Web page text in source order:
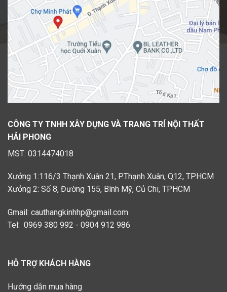
CÔNG TY TNHH XÂY DỰNG VÀ TRANG TRÍ NỘI THẤT
HẢI PHONG
MST: 0314474018
Xưởng 1:116/3 Thạnh Xuân 21, P.Thạnh Xuân, Q12, TPHCM
Xưởng 2: Số 8, Đường 155, Bình Mỹ, Củ Chi, TPHCM
Gmail: cauthangkinhhp@gmail.com
Tel: 0969 380 992 - 0904 912 986
HỖ TRỢ KHÁCH HÀNG
Hướng dẫn mua hàng